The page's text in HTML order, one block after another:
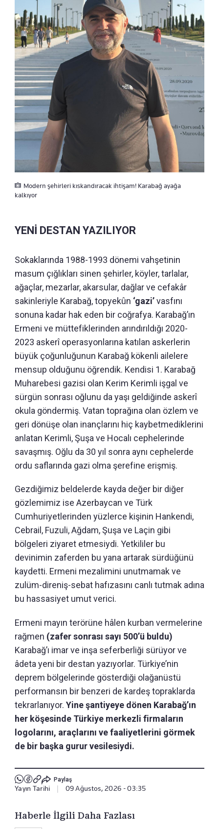
Modern şehirleri kıskandıracak ihtişam! Karabağ ayağa
kalkıyor
YENİ DESTAN YAZILIYOR
Sokaklarında 1988-1993 dönemi vahşetinin
masum çığlıkları sinen şehirler, köyler, tarlalar,
ağaçlar, mezarlar, akarsular, dağlar ve cefakâr
sakinleriyle Karabağ, topyekûn ‘gazi’vasfını
sonuna kadar hak eden bir coğrafya. Karabağ’ın
Ermeni ve müttefiklerinden arındırıldığı 2020-
2023 askerî operasyonlarına katılan askerlerin
büyük çoğunluğunun Karabağ kökenli ailelere
mensup olduğunu öğrendik. Kendisi 1. Karabağ
Muharebesi gazisi olan Kerim Kerimli işgal ve
sürgün sonrası oğlunu da yaşı geldiğinde askerî
okula göndermiş. Vatan toprağına olan özlem ve
geri dönüşe olan inançlarını hiç kaybetmediklerini
anlatan Kerimli, Şuşa ve Hocalı cephelerinde
savaşmış. Oğlu da 30 yıl sonra aynı cephelerde
ordu saflarında gazi olma şerefine erişmiş.
Gezdiğimiz beldelerde kayda değer bir diğer
gözlemimiz ise Azerbaycan ve Türk
Cumhuriyetlerinden yüzlerce kişinin Hankendi,
Cebrail, Fuzuli, Ağdam, Şuşa ve Laçin gibi
bölgeleri ziyaret etmesiydi. Yetkililer bu
devinimin zaferden bu yana artarak sürdüğünü
kaydetti. Ermeni mezalimini unutmamak ve
zulüm-direniş-sebat hafızasını canlı tutmak adına
bu hassasiyet umut verici.
Ermeni mayın terörüne hâlen kurban vermelerine
rağmen (zafer sonrası sayı 500’ü buldu)
Karabağ’ı imar ve inşa seferberliği sürüyor ve
âdeta yeni bir destan yazıyorlar. Türkiye’nin
deprem bölgelerinde gösterdiği olağanüstü
performansın bir benzeri de kardeş topraklarda
tekrarlanıyor. Yine şantiyeye dönen Karabağ’ın
her köşesinde Türkiye merkezli firmaların
logolarını, araçlarını ve faaliyetlerini görmek
de bir başka gurur vesilesiydi.
Paylaş
Yayın Tarihi 09 Ağustos, 2026 - 03:35
Haberle İlgili Daha Fazlası